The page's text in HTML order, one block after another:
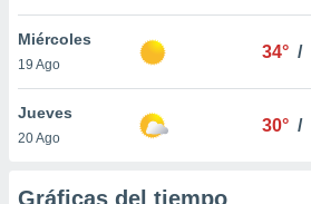
de
traten tus
en
interés
su
Miércoles
19 Ago
34° /
Jueves
20 Ago
30° /
Gráficas del tiempo